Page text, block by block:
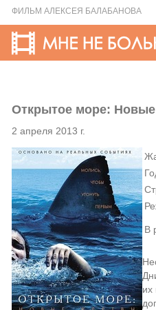
ФИЛЬМ АЛЕКСЕЯ БАЛАБАНОВА
Открытое море:
2 апреля 2013 г.
В
их